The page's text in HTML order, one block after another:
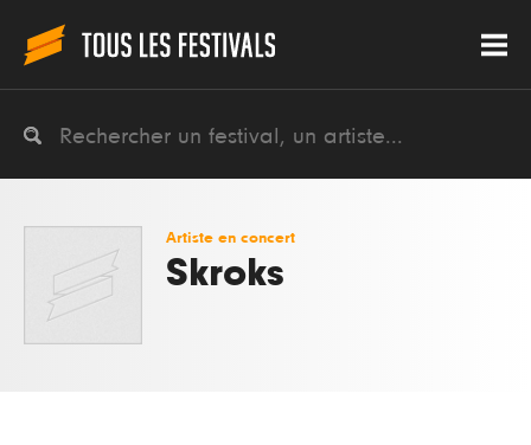
Artiste en concert
Skroks